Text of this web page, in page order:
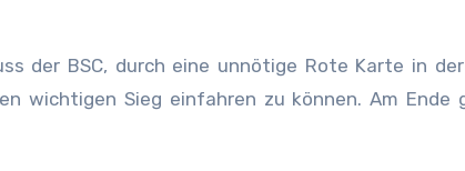
wichtigen Sieg einfahren zu können. Am